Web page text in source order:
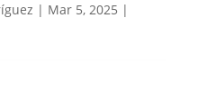
| Mar 5, 2025 |